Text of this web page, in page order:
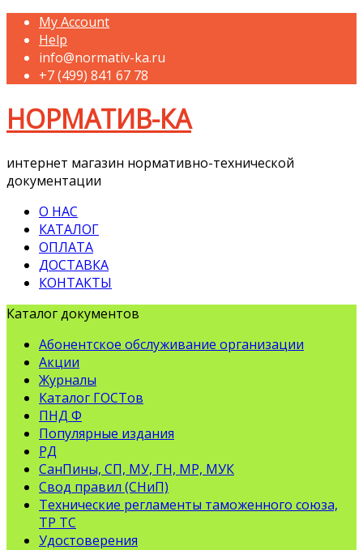
My Account
Help
info@normativ-ka.ru
+7 (499) 841 67 78
НОРМАТИВ-КА
интернет магазин нормативно-технической
документации
О НАС
КАТАЛОГ
ОПЛАТА
ДОСТАВКА
КОНТАКТЫ
Каталог документов
Абонентское обслуживание организации
Акции
Журналы
Каталог ГОСТов
ПНД Ф
Популярные издания
РД
СанПины, СП, МУ, ГН, МР, МУК
Свод правил (СНиП)
Технические регламенты таможенного союза,
ТР ТС
Удостоверения